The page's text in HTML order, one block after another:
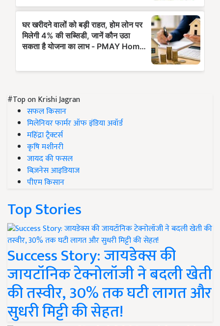
#Top on Krishi Jagran
सफल किसान
मिलेनियर फार्मर ऑफ इंडिया अवॉर्ड
महिंद्रा ट्रैक्टर्स
कृषि मशीनरी
जायद की फसल
बिज़नेस आइडियाज
पीएम किसान
Top Stories
Success Story: जायडेक्स की
जायटॉनिक टेक्नोलॉजी ने बदली खेती
की तस्वीर, 30% तक घटी लागत और
सुधरी मिट्टी की सेहत!